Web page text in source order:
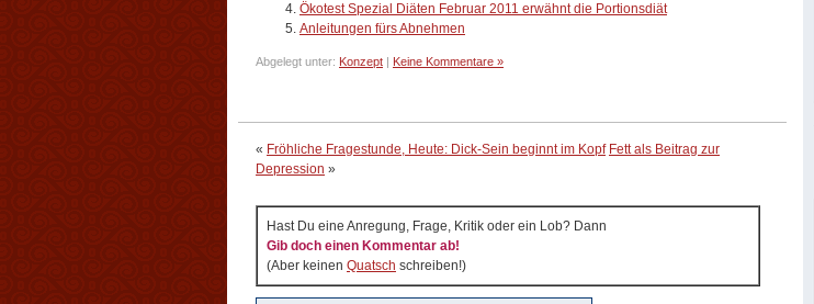
Ökotest Spezial Diäten Februar 2011 erwähnt die Portionsdiät
Anleitungen fürs Abnehmen
Abgelegt unter: Konzept | Keine Kommentare »
« Fröhliche Fragestunde, Heute: Dick-Sein beginnt im Kopf Fett als Beitrag zur
Depression »
Hast Du eine Anregung, Frage, Kritik oder ein Lob? Dann
Gib doch einen Kommentar ab!
(Aber keinen Quatsch schreiben!)